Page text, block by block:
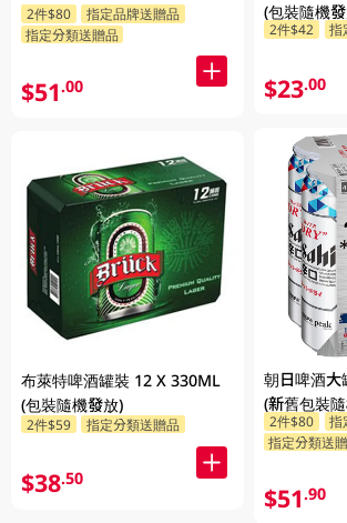
2件$80
指定品牌送贈品
指定分類送贈品
$51.00
布萊特啤酒罐裝 12 X 330ML
(包裝隨機發放)
2件$59 指定分類送贈品
$38.50
(包裝隨機
2件$42 指
$23.00
朝日啤酒
(新舊包裝
2件$80
指
指定分類送
$51.90